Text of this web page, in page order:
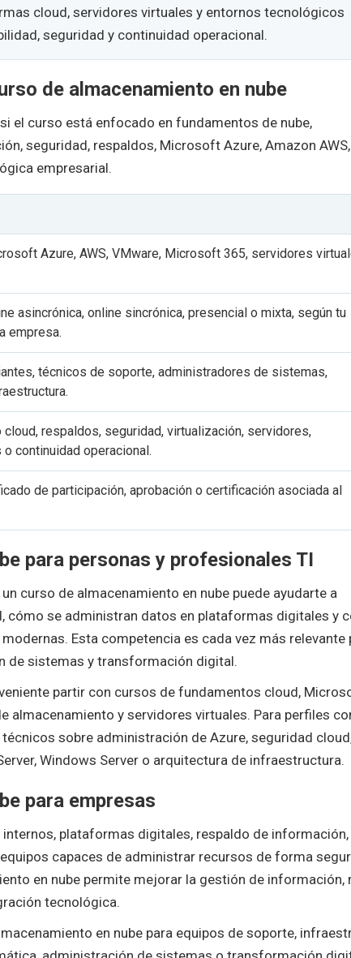
cloud, servidores virtuales y entornos tecnológicos
seguridad y continuidad operacional.
de almacenamiento en nube
el curso está enfocado en fundamentos de nube,
seguridad, respaldos, Microsoft Azure, Amazon AWS,
empresarial.
Azure, AWS, VMware, Microsoft 365, servidores
asincrónica, online sincrónica, presencial o mixta, según tu
empresa.
técnicos de soporte, administradores de sistemas,
respaldos, seguridad, virtualización, servidores,
continuidad operacional.
de participación, aprobación o certificación asociada al
para personas y profesionales TI
curso de almacenamiento en nube puede ayudarte a
se administran datos en plataformas digitales y
Esta competencia es cada vez más relevante
de sistemas y transformación digital.
partir con cursos de fundamentos cloud,
almacenamiento y servidores virtuales. Para perfiles
sobre administración de Azure, seguridad
Windows Server o arquitectura de infraestructura.
para empresas
plataformas digitales, respaldo de información,
capaces de administrar recursos de forma
en nube permite mejorar la gestión de información,
tecnológica.
en nube para equipos de soporte,